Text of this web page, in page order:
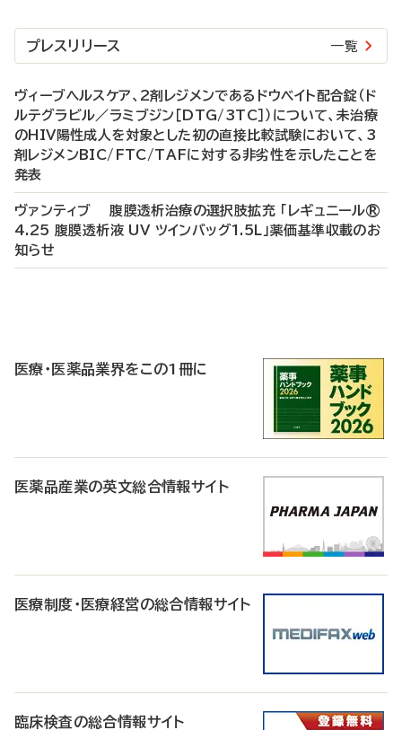
プレスリリース 一覧
ヴィーブヘルスケア、2剤レジメンであるドウベイト配合錠（ド
ルテグラビル／ラミブジン［DTG/3TC］）について、未治療
のHIV陽性成人を対象とした初の直接比較試験において、3
剤レジメンBIC/FTC/TAFに対する非劣性を示したことを
発表
ヴァンティブ 腹膜透析治療の選択肢拡充 「レギュニール®
4.25 腹膜透析液 UV ツインバッグ1.5L」薬価基準収載のお
知らせ
医療・医薬品業界をこの1冊に
医薬品産業の英文総合情報サイト
医療制度・医療経営の総合情報サイト
臨床検査の総合情報サイト